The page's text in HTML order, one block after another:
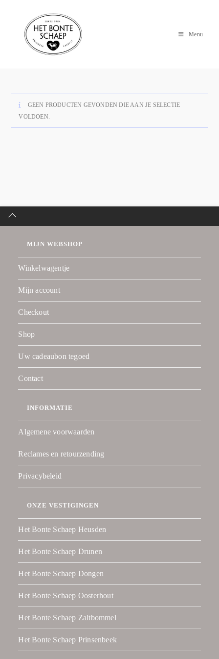
Menu
GEEN PRODUCTEN GEVONDEN DIE AAN JE SELECTIE
VOLDOEN.
MIJN WEBSHOP
Winkelwagentje
Mijn account
Checkout
Shop
Uw cadeaubon tegoed
Contact
INFORMATIE
Algemene voorwaarden
Reclames en retourzending
Privacybeleid
ONZE VESTIGINGEN
Het Bonte Schaep Heusden
Het Bonte Schaep Drunen
Het Bonte Schaep Dongen
Het Bonte Schaep Oosterhout
Het Bonte Schaep Zaltbommel
Het Bonte Schaep Prinsenbeek